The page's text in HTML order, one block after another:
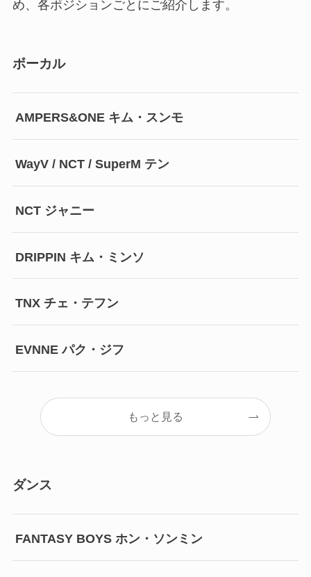
め、各ポジションごとにご紹介します。
ボーカル
AMPERS&ONE キム・スンモ
WayV / NCT / SuperM テン
NCT ジャニー
DRIPPIN キム・ミンソ
TNX チェ・テフン
EVNNE パク・ジフ
もっと見る
ダンス
FANTASY BOYS ホン・ソンミン